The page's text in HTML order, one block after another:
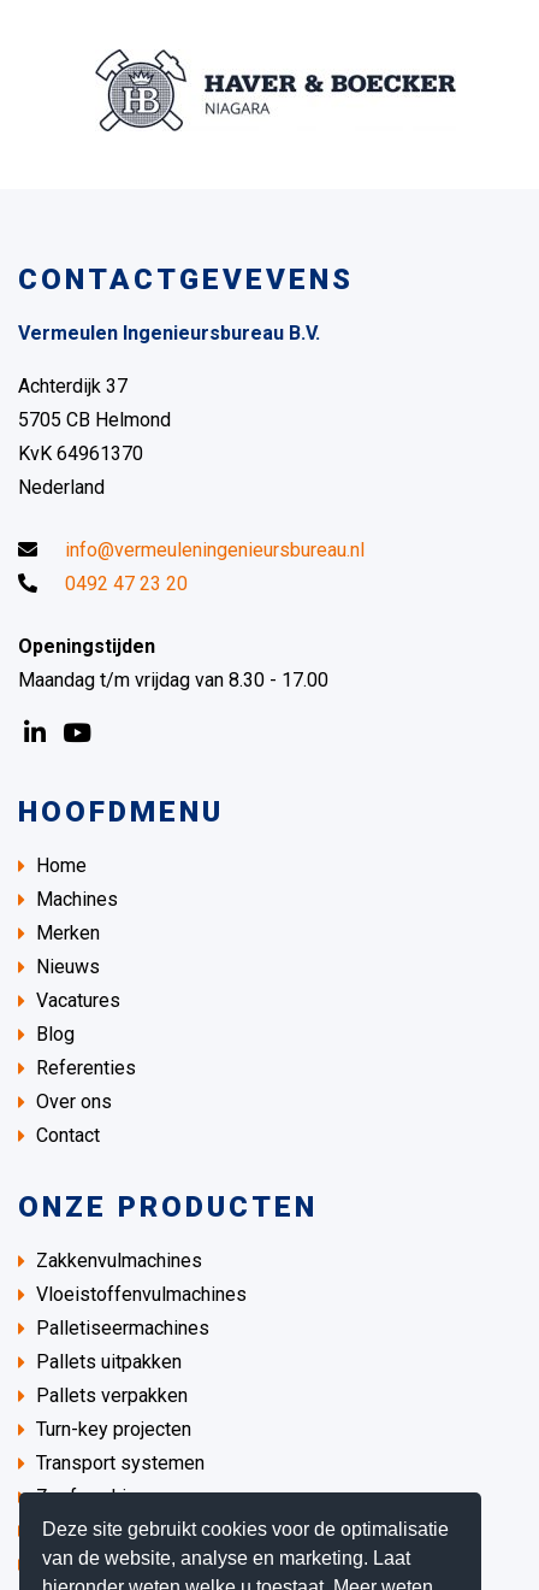
Deze site gebruikt cookies voor de optimalisatie
van de website, analyse en marketing. Laat
CONTACTGEVEVENS
Vermeulen Ingenieursbureau B.V.
Achterdijk 37
5705 CB Helmond
KvK 64961370
Nederland
info@vermeuleningenieursbureau.nl
0492 47 23 20
Openingstijden
Maandag t/m vrijdag van 8.30 - 17.00
HOOFDMENU
Home
Machines
Merken
Nieuws
Vacatures
Blog
Referenties
Over ons
Contact
ONZE PRODUCTEN
Zakkenvulmachines
Vloeistoffenvulmachines
Palletiseermachines
Pallets uitpakken
Pallets verpakken
Turn-key projecten
Transport systemen
Zeefmachines
Procesapparatuur
Demo / Gebruikte machines